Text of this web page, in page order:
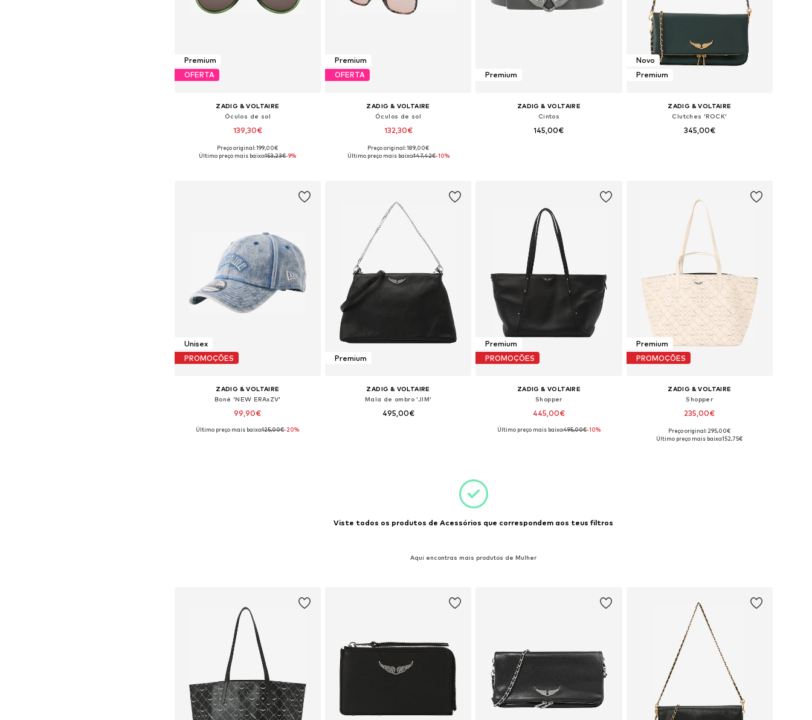
Premium
OFERTA
ZADIG & VOLTAIRE
Óculos de sol
139,30€
Tamanhos disponíveis: 58
Preço original: 199,00€
Último preço mais baixo:153,23€-9%
Premium
OFERTA
ZADIG & VOLTAIRE
Óculos de sol
132,30€
Tamanhos disponíveis: 53
Preço original: 189,00€
Último preço mais baixo:147,42€-10%
Premium
ZADIG & VOLTAIRE
Cintos
145,00€
Novo
Premium
ZADIG & VOLTAIRE
Clutches 'ROCK'
345,00€
Unisex
PROMOÇÕES
ZADIG & VOLTAIRE
Boné 'NEW ERAxZV'
99,90€
Tamanhos disponíveis: 55-60
Último preço mais baixo:125,00€-20%
Premium
ZADIG & VOLTAIRE
Mala de ombro 'JIM'
495,00€
Premium
PROMOÇÕES
ZADIG & VOLTAIRE
Shopper
445,00€
Tamanhos disponíveis: One Size
Último preço mais baixo:495,00€-10%
Premium
PROMOÇÕES
ZADIG & VOLTAIRE
Shopper
235,00€
Tamanhos disponíveis: One Size
Preço original: 295,00€
Último preço mais baixo:152,75€
Viste todos os produtos de Acessórios que correspondem aos teus filtros
Aqui encontras mais produtos de Mulher